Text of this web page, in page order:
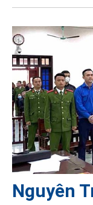
Nguyên